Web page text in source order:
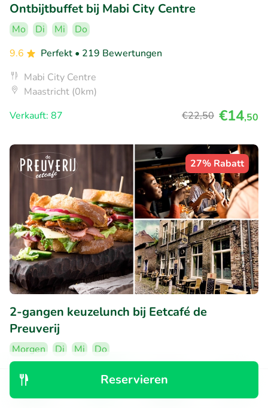
Reservieren
Ontbijtbuffet bij Mabi City Centre
Mo Di Mi
Do
9.6
Perfekt • 219 Bewertungen
Mabi City Centre
Maastricht (0km)
Verkauft: 87
€22,50 €14,50
27% Rabatt
2-gangen keuzelunch bij Eetcafé de
Preuverij
Morgen Di Mi
Do
9.8
• 494 Bewertungen
Eetcafé de Preuverij